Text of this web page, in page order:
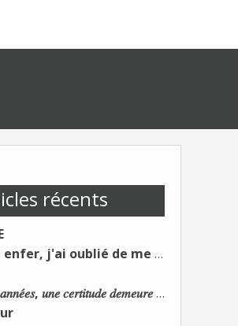
récents
"À genoux en enfer, j'ai oublié de me taire"
𝐴𝑝𝑟𝑒̀𝑠 𝑡𝑜𝑢𝑡𝑒𝑠 𝑐𝑒𝑠 𝑎𝑛𝑛𝑒́𝑒𝑠, 𝑢𝑛𝑒 𝑐𝑒𝑟𝑡𝑖𝑡𝑢𝑑𝑒 𝑑𝑒𝑚𝑒𝑢𝑟𝑒 : 𝐿𝑒 𝑚𝑜𝑛𝑑𝑒 𝑑𝑢 𝑡𝑟𝑎𝑣𝑎𝑖𝑙 𝑐ℎ𝑎𝑛𝑔𝑒. 𝐿𝑒𝑠 𝑐𝑜𝑛𝑠 𝑠'𝑎𝑑𝑎𝑝𝑡𝑒𝑛𝑡 :)